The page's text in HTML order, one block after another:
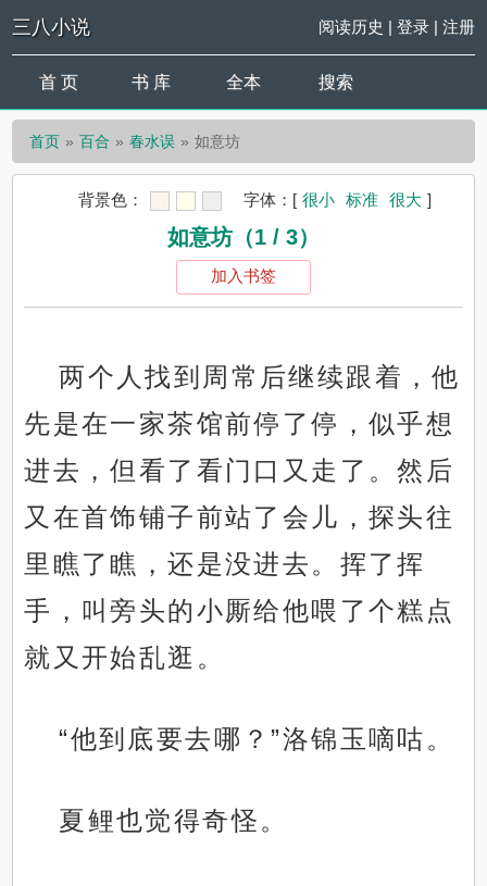
三八小说 阅读历史 | 登录| 注册
首 页 书 库 全本 搜索
首页 百合 春水误 如意坊
背景色： 字体： [ 很小 标准 很大 ]
如意坊（1 / 3）
加入书签
两个人找到周常后继续跟着，他
先是在一家茶馆前停了停，似乎想
进去，但看了看门口又走了。然后
又在首饰铺子前站了会儿，探头往
里瞧了瞧，还是没进去。挥了挥
手，叫旁头的小厮给他喂了个糕点
就又开始乱逛。
“他到底要去哪？”洛锦玉嘀咕。
夏鲤也觉得奇怪。